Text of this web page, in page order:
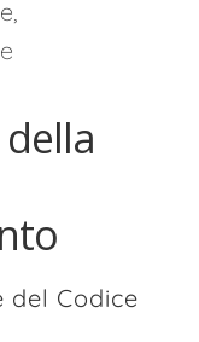
del Codice